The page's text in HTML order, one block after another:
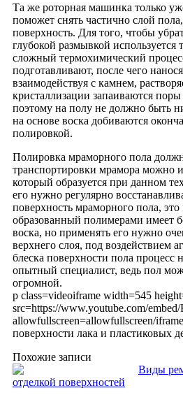
Та же роторная машинка только
поможет снять частично слой
поверхность. Для того, чтобы
глубокой размывкой используется
сложный термохимический
подготавливают, после чего
взаимодействуя с камнем,
кристаллизации запаиваются
поэтому на полу не должно быть
на основе воска добиваются
полировкой.
Полировка мраморного пола
транспортировки мрамора можно
который образуется при данном
его нужно регулярно
поверхность мраморного пола,
образованный полимерами имеет
воска, но применять его нужно
верхнего слоя, под воздействием
блеска поверхности пола процесс
опытный специалист, ведь пол
огромной.
p class=videoiframe width=545
src=https://www.youtube.com/
allowfullscreen=allowfullscreen/
поверхности лака и пластиковых
Похожие записи
Виды
отделкой поверхностей